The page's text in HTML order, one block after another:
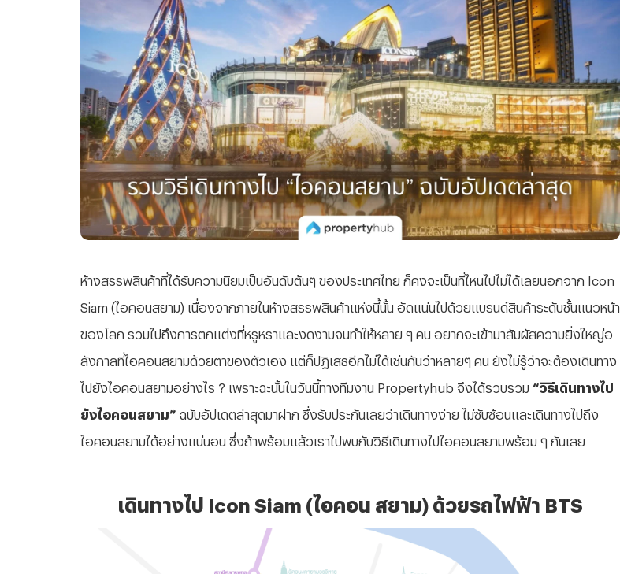
ห้างสรรพสินค้าที่ได้รับความนิยมเป็นอันดับต้นๆ ของประเทศไทย ก็คงจะเป็นที่ไหนไปไม่ได้เลยนอกจาก Icon
Siam (ไอคอนสยาม) เนื่องจากภายในห้างสรรพสินค้าแห่งนี้นั้น อัดแน่นไปด้วยแบรนด์สินค้าระดับชั้นแนวหน้า
ของโลก รวมไปถึงการตกแต่งที่หรูหราและงดงามจนทำให้หลาย ๆ คน อยากจะเข้ามาสัมผัสความยิ่งใหญ่อ
ลังกาลที่ไอคอนสยามด้วยตาของตัวเอง แต่ก็ปฏิเสธอีกไม่ได้เช่นกันว่าหลายๆ คน ยังไม่รู้ว่าจะต้องเดินทาง
ไปยังไอคอนสยามอย่างไร ? เพราะฉะนั้นในวันนี้ทางทีมงาน Propertyhub จึงได้รวบรวม “วิธีเดินทางไป
ยังไอคอนสยาม” ฉบับอัปเดตล่าสุดมาฝาก ซึ่งรับประกันเลยว่าเดินทางง่าย ไม่ซับซ้อนและเดินทางไปถึง
ไอคอนสยามได้อย่างแน่นอน ซึ่งถ้าพร้อมแล้วเราไปพบกับวิธีเดินทางไปไอคอนสยามพร้อม ๆ กันเลย
เดินทางไป Icon Siam (ไอคอน สยาม) ด้วยรถไฟฟ้า BTS